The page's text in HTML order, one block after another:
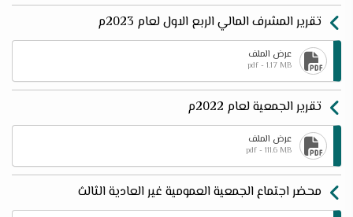
تقرير المشرف المالي الربع الاول لعام 2023م
عرض الملف
pdf - 1.17 MB
تقرير الجمعية لعام 2022م
عرض الملف
pdf - 111.6 MB
محضر اجتماع الجمعية العمومية غير العادية الثالث